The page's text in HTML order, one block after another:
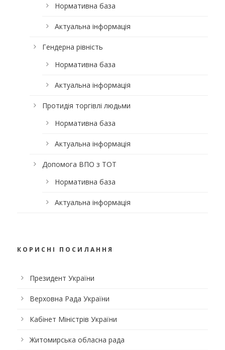
Нормативна база
Актуальна інформація
Гендерна рівність
Нормативна база
Актуальна інформація
Протидія торгівлі людьми
Нормативна база
Актуальна інформація
Допомога ВПО з ТОТ
Нормативна база
Актуальна інформація
КОРИСНІ ПОСИЛАННЯ
Президент України
Верховна Рада України
Кабінет Міністрів України
Житомирська обласна рада